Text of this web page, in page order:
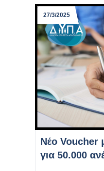
27/3/2025
Νέο Voucher
για 50.000